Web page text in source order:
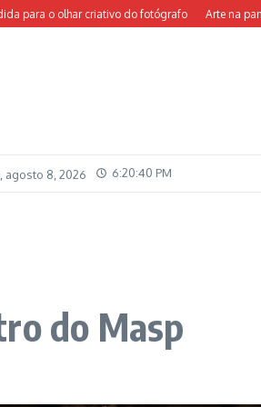
o olhar criativo do fotógrafo Arte na pandemia
agosto 8, 2026 6:20:42 PM
do Masp